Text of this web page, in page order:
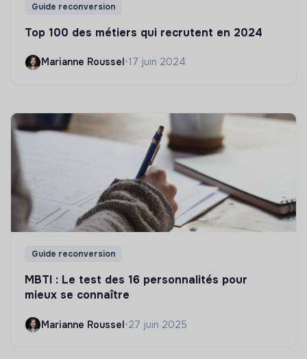
Guide reconversion
Top 100 des métiers qui recrutent en 2024
Marianne Roussel •17 juin 2024
Guide reconversion
MBTI : Le test des 16 personnalités pour
mieux se connaître
Marianne Roussel•27 juin 2025